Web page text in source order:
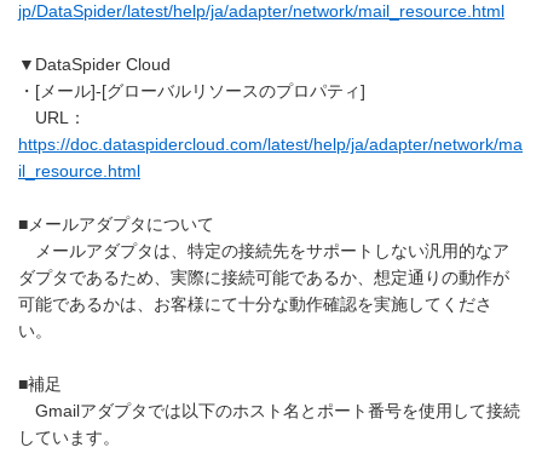
jp/DataSpider/latest/help/ja/adapter/network/mail_resource.html
▼DataSpider Cloud
・[メール]-[グローバルリソースのプロパティ]
URL：
https://doc.dataspidercloud.com/latest/help/ja/adapter/network/ma
il_resource.html
■メールアダプタについて
メールアダプタは、特定の接続先をサポートしない汎用的なア
ダプタであるため、実際に接続可能であるか、想定通りの動作が
可能であるかは、お客様にて十分な動作確認を実施してくださ
い。
■補足
Gmailアダプタでは以下のホスト名とポート番号を使用して接続
しています。